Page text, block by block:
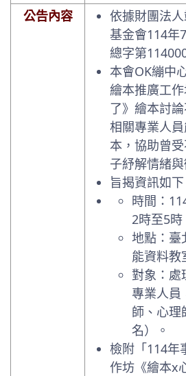
公告內容
依據財團法
基金會114年
總字第
本會OK繃中
繪本推廣工
了》繪本討
相關專業人
本，協助曾
子紓解情緒與
旨揭資訊如下
時間：
2時至5時
地點：臺
能資料教
對象：處
專業人員
師、心理
名）。
檢附「114年
作坊《繪本x